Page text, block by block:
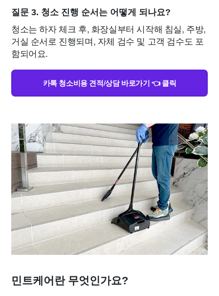
질문 3. 청소 진행 순서는 어떻게 되나요?
청소는 하자 체크 후, 화장실부터 시작해 침실, 주방,
거실 순서로 진행되며, 자체 검수 및 고객 검수도 포
함되어요.
카톡 청소비용 견적/상담 바로가기 👈 클릭
민트케어란 무엇인가요?